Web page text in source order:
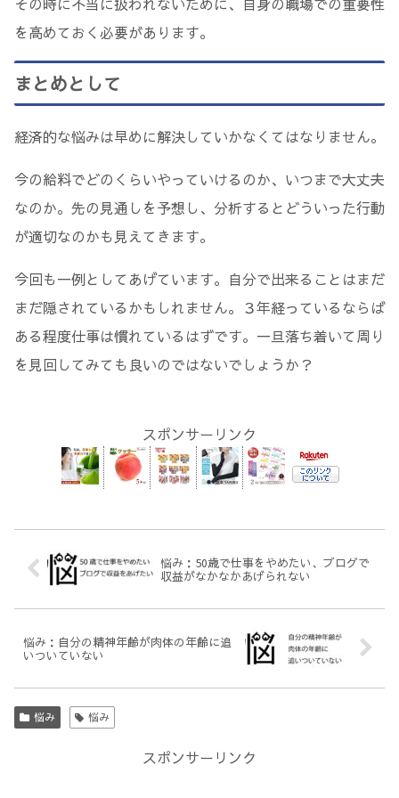
を高めておく必要があります。
まとめとして
経済的な悩みは早めに解決していかなくてはなりません。
今の給料でどのくらいやっていけるのか、いつまで大丈夫
なのか。先の見通しを予想し、分析するとどういった行動
が適切なのかも見えてきます。
今回も一例としてあげています。自分で出来ることはまだ
まだ隠されているかもしれません。３年経っているならば
ある程度仕事は慣れているはずです。一旦落ち着いて周り
を見回してみても良いのではないでしょうか？
スポンサーリンク
悩み：50歳で仕事をやめたい、ブログで
収益がなかなかあげられない
悩み：自分の精神年齢が肉体の年齢に追
いついていない
悩み 悩み
スポンサーリンク